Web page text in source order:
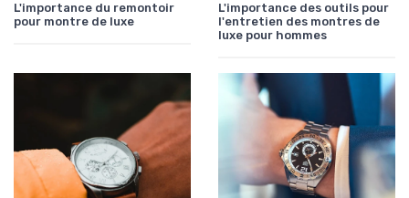
L'importance du remontoir
pour montre de luxe
L'importance des outils pour
l'entretien des montres de
luxe pour hommes